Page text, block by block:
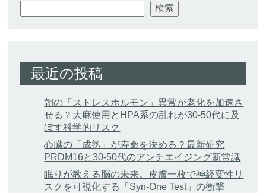
検索
最近の投稿
朝の「ストレスホルモン」異常が老化を加速さ
せる？大麻使用とHPA系の乱れが30-50代に及
ぼす科学的リスク
心臓の「成熟」が寿命を決める？最新研究
PRDM16と30-50代のアンチエイジング新常識
眠りが教える脳の未来。皮膚一枚で神経変性リ
スクを可視化する「Syn-One Test」の衝撃